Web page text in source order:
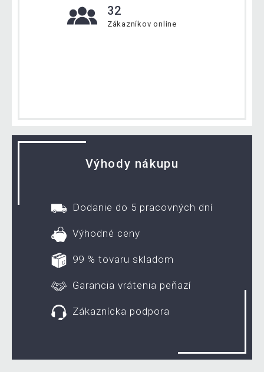
32
Zákazníkov online
Výhody nákupu
Dodanie do 5 pracovných dní
Výhodné ceny
99 % tovaru skladom
Garancia vrátenia peňazí
Zákaznícka podpora